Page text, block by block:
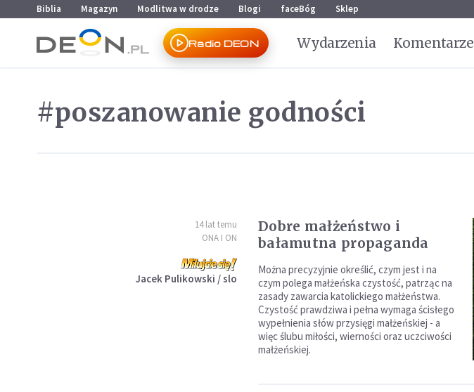
Przejdź do menu głównego
Przejdź do treści
Biblia Magazyn Modlitwa w drodze Blogi faceBóg Sklep
Radio DEON Wydarzenia Komentarze
#poszanowanie godności
14 lat temu
ONA I ON
Jacek Pulikowski / slo
Dobre małżeństwo i
bałamutna propaganda
Można precyzyjnie określić, czym jest i na
czym polega małżeńska czystość, patrząc na
zasady zawarcia katolickiego małżeństwa.
Czystość prawdziwa i pełna wymaga ścisłego
wypełnienia słów przysięgi małżeńskiej - a
więc ślubu miłości, wierności oraz uczciwości
małżeńskiej.